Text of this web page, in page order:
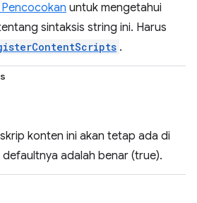
untuk mengetahui
sintaksis string ini. Harus
.
konten ini akan tetap ada di
adalah benar (true).